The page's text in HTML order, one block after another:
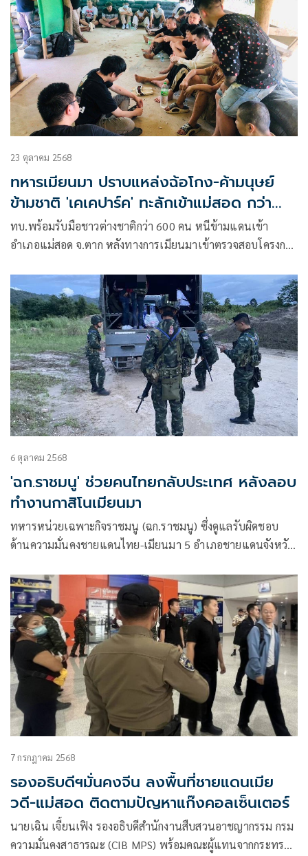
23 ตุลาคม 2568
ทหารเมียนมา ปราบแหล่งฉ้อโกง-ค้ามนุษย์
ข้ามชาติ 'เคเคปาร์ค' ทะลักเข้าแม่สอด กว่า
600 คน
ทบ.พร้อมรับมือชาวต่างชาติกว่า 600 คน หนีข้ามแดนเข้า
อำเภอแม่สอด จ.ตาก หลังทางการเมียนมาเข้าตรวจสอบโครงการ
6 ตุลาคม 2568
'ฉก.ราชมนู' ช่วยคนไทยกลับประเทศ หลังลอบ
ทำงานกาสิโนเมียนมา
ทหารหน่วยเฉพาะกิจราชมนู (ฉก.ราชมนู) ซึ่งดูแลรับผิดชอบ
ด้านความมั่นคงชายแดนไทย-เมียนมา 5 อำเภอชายแดนจังหวัด
7 กรกฎาคม 2568
รองอธิบดีฯมั่นคงจีน ลงพื้นที่ชายแดนเมีย
วดี-แม่สอด ติดตามปัญหาแก๊งคอลเซ็นเตอร์
นายเฉิน เจี้ยนเฟิง รองอธิบดีสำนักงานสืบสวนอาชญากรรม กรม
ความมั่นคงสาธารณะ (CIB MPS) พร้อมคณะผู้แทนจากกระทรวง